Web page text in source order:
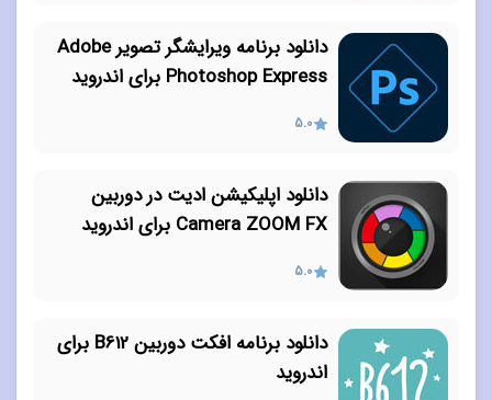
دانلود برنامه ویرایشگر تصویر Adobe
Photoshop Express برای اندروید
5.0
دانلود اپلیکیشن ادیت در دوربین
Camera ZOOM FX برای اندروید
5.0
دانلود برنامه افکت دوربین B612 برای
اندروید